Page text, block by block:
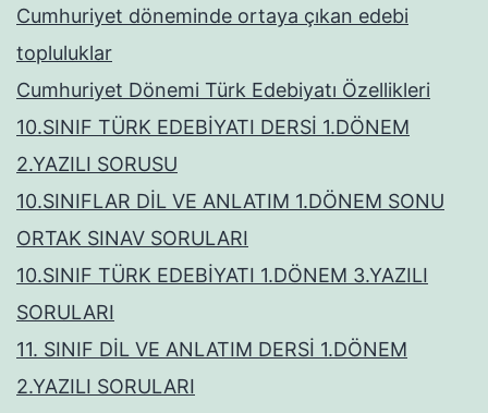
Cumhuriyet döneminde ortaya çıkan edebi
topluluklar
Cumhuriyet Dönemi Türk Edebiyatı Özellikleri
10.SINIF TÜRK EDEBİYATI DERSİ 1.DÖNEM
2.YAZILI SORUSU
10.SINIFLAR DİL VE ANLATIM 1.DÖNEM SONU
ORTAK SINAV SORULARI
10.SINIF TÜRK EDEBİYATI 1.DÖNEM 3.YAZILI
SORULARI
11. SINIF DİL VE ANLATIM DERSİ 1.DÖNEM
2.YAZILI SORULARI